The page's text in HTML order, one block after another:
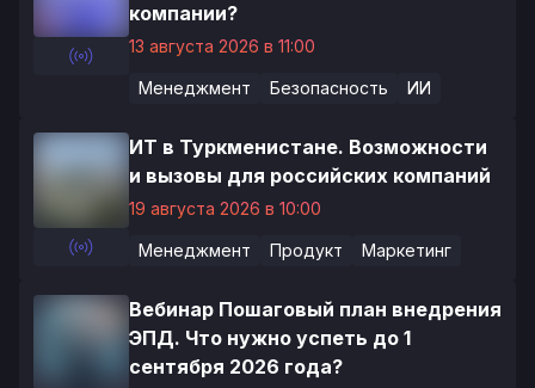
компании?
13 августа 2026 в 11:00
Менеджмент Безопасность ИИ
ИТ в Туркменистане. Возможности
и вызовы для российских компаний
19 августа 2026 в 10:00
Менеджмент Продукт Маркетинг
Вебинар Пошаговый план внедрения
ЭПД. Что нужно успеть до 1
сентября 2026 года?